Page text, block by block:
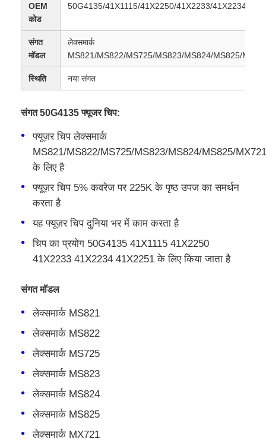
उत्पाद
हमारे बारे में
OEM
कोड
50G4135/41X1115/41X2250/41X2233/41X2234/
संगत
मॉडल
लेक्समार्क
MS821/MS822/MS725/MS823/MS824/MS825/
स्थिति नया संगत
संगत 50G4135 फ्यूजर चिप:
फ्यूज़र चिप लेक्समार्क
MS821/MS822/MS725/MS823/MS824/MS825/
के लिए है
फ्यूज़र चिप 5% कवरेज पर 225K के पृष्ठ उपज का समर्थन
करता है
यह फ्यूज़र चिप दुनिया भर में काम करता है
चिप का प्रयोग 50G4135 41X1115 41X2250
41X2233 41X2234 41X2251 के लिए किया जाता है
संगत मॉडल
लेक्समार्क MS821
लेक्समार्क MS822
लेक्समार्क MS725
लेक्समार्क MS823
लेक्समार्क MS824
लेक्समार्क MS825
लेक्समार्क MX721